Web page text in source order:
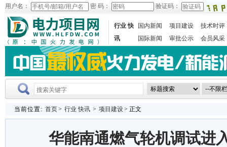
用户名： 密 码： 验证码：
行业 快
讯
国内新闻 项目建设
技术时评
国际新闻
审批公示 会员风采
当前位置: 首页> 行业 快讯 > 项目建设> 正文
华能南通燃气轮机调试进